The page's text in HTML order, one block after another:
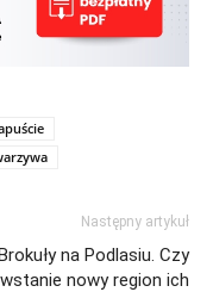
Następny artykuł
na Podlasiu. Czy
nowy region ich